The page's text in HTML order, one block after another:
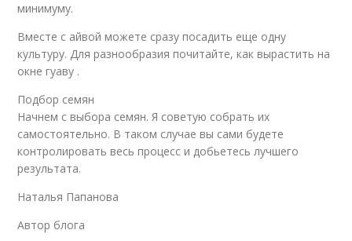
минимуму.
Вместе с айвой можете сразу посадить еще одну
культуру. Для разнообразия почитайте, как вырастить на
окне гуаву .
Подбор семян
Начнем с выбора семян. Я советую собрать их
самостоятельно. В таком случае вы сами будете
контролировать весь процесс и добьетесь лучшего
результата.
Наталья Папанова
Автор блога